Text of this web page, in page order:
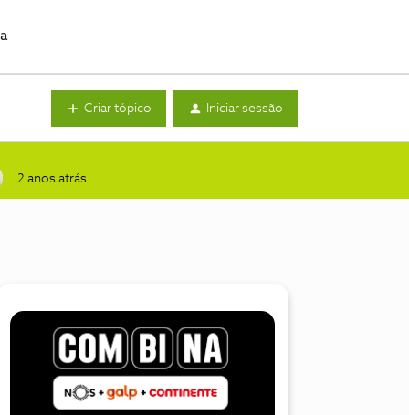
Criar tópico Iniciar sessão
2 anos atrás